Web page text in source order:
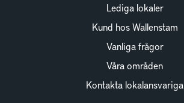
Lediga lokaler
Kund hos Wallenstam
Vanliga frågor
Våra områden
Kontakta lokalansvariga